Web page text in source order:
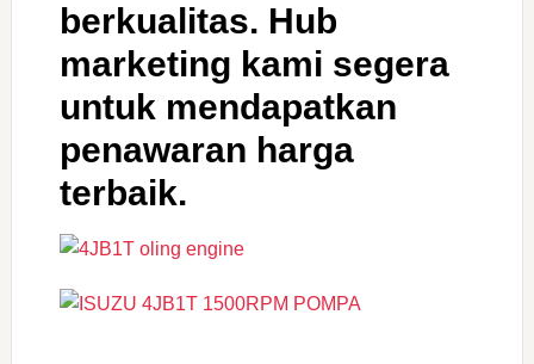
berkualitas. Hub
marketing kami segera
untuk mendapatkan
penawaran harga
terbaik.